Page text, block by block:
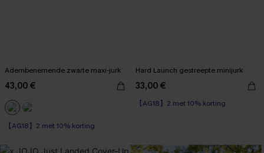
Adembenemende zwarte maxi-jurk
43,00 €
【AG18】2 met 10% korting
Hard Launch gestreepte minijurk
33,00 €
【AG18】2 met 10% korting